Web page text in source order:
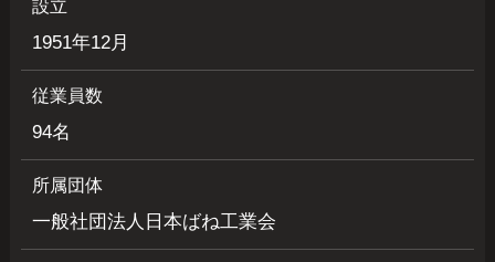
設立
1951年12月
従業員数
94名
所属団体
一般社団法人日本ばね工業会